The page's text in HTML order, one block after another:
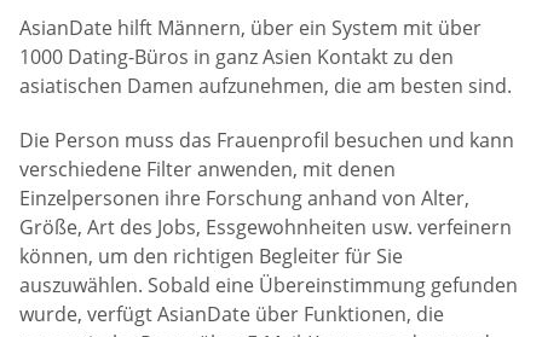
AsianDate hilft Männern, über ein System mit über
1000 Dating-Büros in ganz Asien Kontakt zu den
asiatischen Damen aufzunehmen, die am besten sind.
Die Person muss das Frauenprofil besuchen und kann
verschiedene Filter anwenden, mit denen
Einzelpersonen ihre Forschung anhand von Alter,
Größe, Art des Jobs, Essgewohnheiten usw. verfeinern
können, um den richtigen Begleiter für Sie
auszuwählen. Sobald eine Übereinstimmung gefunden
wurde, verfügt AsianDate über Funktionen, die